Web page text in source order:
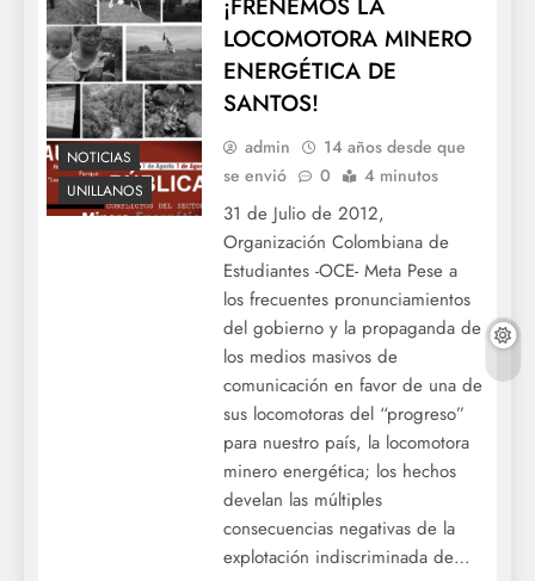
NOTICIAS
UNILLANOS
LOCOMOTORA MINERO
ENERGÉTICA DE
SANTOS!
admin
14 años desde que
se envió
0 4 minutos
31 de Julio de 2012,
Organización Colombiana de
Estudiantes -OCE- Meta Pese a
los frecuentes pronunciamientos
del gobierno y la propaganda de
los medios masivos de
comunicación en favor de una de
sus locomotoras del “progreso”
para nuestro país, la locomotora
minero energética; los hechos
develan las múltiples
consecuencias negativas de la
explotación indiscriminada de…